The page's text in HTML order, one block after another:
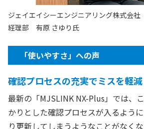
ジェイエイシーエンジニアリング株式会社
経理部 有原 さゆり氏
「使いやすさ」への声
確認プロセスの充実でミスを軽減
最新の「MJSLINK NX-Plus」では、
かりとした確認プロセスが入るよう
り更新してしまうようなことがなく